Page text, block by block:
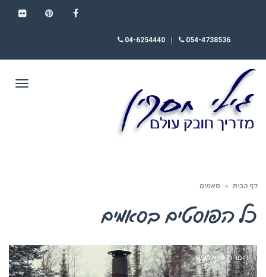
054-4738536
04-6254440
דף הבית » סאמים
כל הפוסטים בסאמים
חומר רקע - אירופה